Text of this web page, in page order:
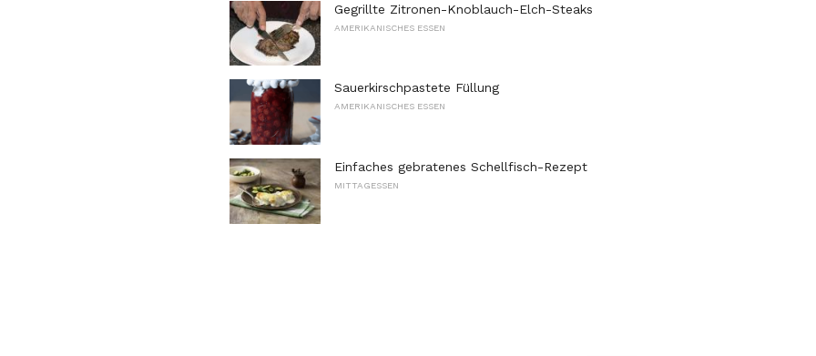
Gegrillte Zitronen-Knoblauch-Elch-Steaks
AMERIKANISCHES ESSEN
Sauerkirschpastete Füllung
AMERIKANISCHES ESSEN
Einfaches gebratenes Schellfisch-Rezept
MITTAGESSEN